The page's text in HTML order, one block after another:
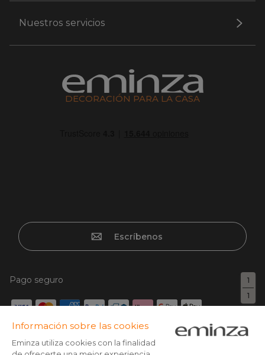
1
1
Nuestros servicios
DECORACIÓN PARA LA CASA
Escríbenos
Pago seguro
Tarjeta de crédito, Paypal, Transferencia bancaria, Klarna x3
con tarjeta sin cargos, Google/Apple pay